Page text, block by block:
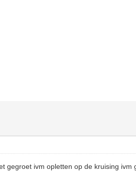
gegroet ivm opletten op de kruising ivm